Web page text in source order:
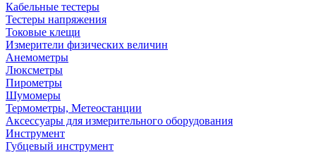
Кабельные тестеры
Тестеры напряжения
Токовые клещи
Измерители физических величин
Анемометры
Люксметры
Пирометры
Шумомеры
Термометры, Метеостанции
Аксессуары для измерительного оборудования
Инструмент
Губцевый инструмент